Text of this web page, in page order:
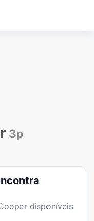
3p
disponíveis